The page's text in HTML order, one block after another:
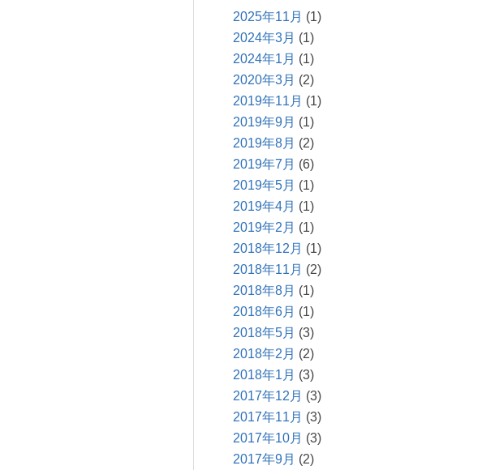
2025年11月 (1)
2024年3月 (1)
2024年1月 (1)
2020年3月 (2)
2019年11月 (1)
2019年9月 (1)
2019年8月 (2)
2019年7月 (6)
2019年5月 (1)
2019年4月 (1)
2019年2月 (1)
2018年12月 (1)
2018年11月 (2)
2018年8月 (1)
2018年6月 (1)
2018年5月 (3)
2018年2月 (2)
2018年1月 (3)
2017年12月 (3)
2017年11月 (3)
2017年10月 (3)
2017年9月 (2)